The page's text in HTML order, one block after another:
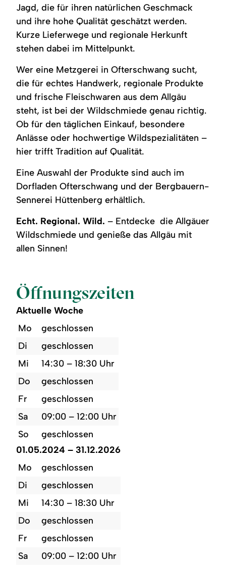
Jagd, die für ihren natürlichen Geschmack
und ihre hohe Qualität geschätzt werden.
Kurze Lieferwege und regionale Herkunft
stehen dabei im Mittelpunkt.
Wer eine Metzgerei in Ofterschwang sucht,
die für echtes Handwerk, regionale Produkte
und frische Fleischwaren aus dem Allgäu
steht, ist bei der Wildschmiede genau richtig.
Ob für den täglichen Einkauf, besondere
Anlässe oder hochwertige Wildspezialitäten –
hier trifft Tradition auf Qualität.
Eine Auswahl der Produkte sind auch im
Dorfladen Ofterschwang und der Bergbauern-
Sennerei Hüttenberg erhältlich.
Echt. Regional. Wild. – Entdecke die Allgäuer
Wildschmiede und genieße das Allgäu mit
allen Sinnen!
Öffnungszeiten
Aktuelle Woche
Mo
geschlossen
Di
geschlossen
Mi
14:30 – 18:30 Uhr
Do
geschlossen
Fr
geschlossen
Sa
09:00 – 12:00 Uhr
So
geschlossen
01.05.2024 – 31.12.2026
Mo
geschlossen
Di
geschlossen
Mi
14:30 – 18:30 Uhr
Do
geschlossen
Fr
geschlossen
Sa
09:00 – 12:00 Uhr